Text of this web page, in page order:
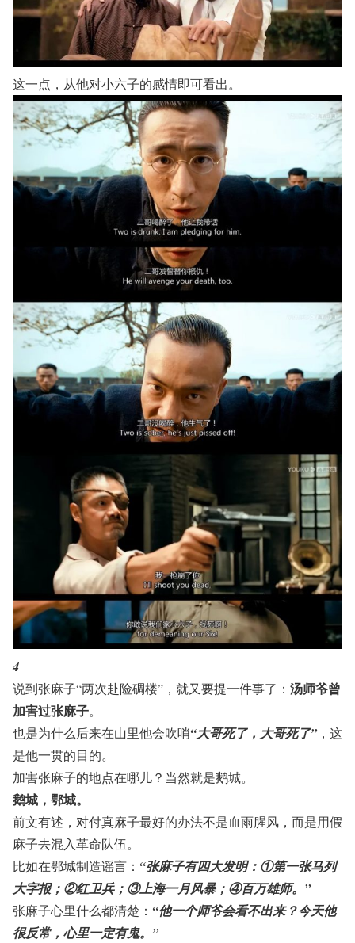
这一点，从他对小六子的感情即可看出。
4
说到张麻子“两次赴险碉楼”，就又要提一件事了： 汤师爷曾
加害过张麻子。
也是为什么后来在山里他会吹哨“大哥死了，大哥死了”，这
是他一贯的目的。
加害张麻子的地点在哪儿？当然就是鹅城。
鹅城，鄂城。
前文有述，对付真麻子最好的办法不是血雨腥风，而是用假
麻子去混入革命队伍。
比如在鄂城制造谣言： “张麻子有四大发明：①第一张马列
大字报；②红卫兵；③上海一月风暴；④百万雄师。”
张麻子心里什么都清楚： “他一个师爷会看不出来？今天他
很反常，心里一定有鬼。”